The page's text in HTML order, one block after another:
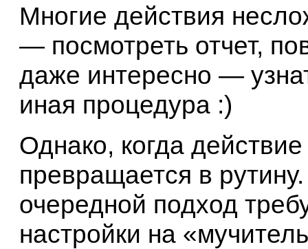
Многие действия
— посмотреть отчет,
даже интересно —
иная процедура :)
Однако, когда
превращается в
очередной подход
настройки на